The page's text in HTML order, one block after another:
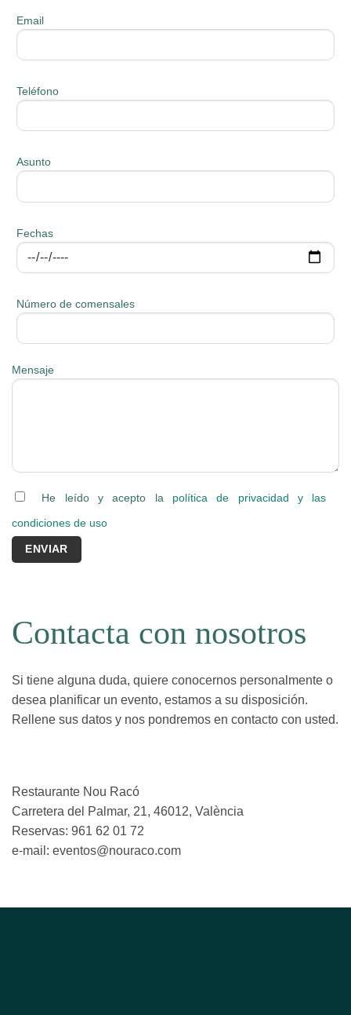
Email
Teléfono
Asunto
Fechas
Número de comensales
Mensaje
He leído y acepto la política de privacidad y las
condiciones de uso
Contacta con nosotros
Si tiene alguna duda, quiere conocernos personalmente o
desea planificar un evento, estamos a su disposición.
Rellene sus datos y nos pondremos en contacto con usted.
Restaurante Nou Racó
Carretera del Palmar, 21, 46012, València
Reservas: 961 62 01 72
e-mail: eventos@nouraco.com